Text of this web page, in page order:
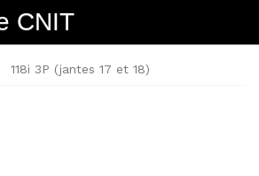
CNIT
118i 3P (jantes 17 et 18)